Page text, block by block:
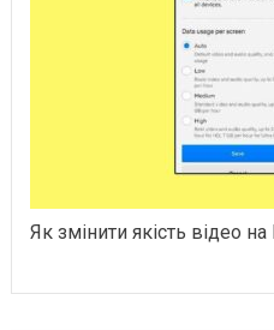
Як змінити якість відео